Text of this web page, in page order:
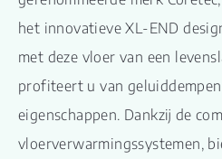
het innovatieve XL-END
met deze vloer van een
profiteert u van
eigenschappen. Dankzij de
vloerverwarmingssystemen,